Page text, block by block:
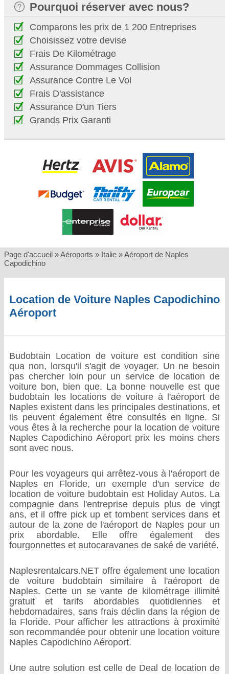
Pourquoi réserver avec nous?
Comparons les prix de 1 200 Entreprises
Choisissez votre devise
Frais De Kilométrage
Assurance Dommages Collision
Assurance Contre Le Vol
Frais D'assistance
Assurance D'un Tiers
Grands Prix Garanti
Page d'accueil »Aéroports » Italie »Aéroport de Naples
Capodichino
Location de Voiture Naples Capodichino
Aéroport
Budobtain Location de voiture est condition sine
qua non, lorsqu'il s'agit de voyager. Un ne besoin
pas chercher loin pour un service de location de
voiture bon, bien que. La bonne nouvelle est que
budobtain les locations de voiture à l'aéroport de
Naples existent dans les principales destinations, et
ils peuvent également être consultés en ligne. Si
vous êtes à la recherche pour la location de voiture
Naples Capodichino Aéroport prix les moins chers
sont avec nous.
Pour les voyageurs qui arrêtez-vous à l'aéroport de
Naples en Floride, un exemple d'un service de
location de voiture budobtain est Holiday Autos. La
compagnie dans l'entreprise depuis plus de vingt
ans, et il offre pick up et tombent services dans et
autour de la zone de l'aéroport de Naples pour un
prix abordable. Elle offre également des
fourgonnettes et autocaravanes de saké de variété.
Naplesrentalcars.NET offre également une location
de voiture budobtain similaire à l'aéroport de
Naples. Cette un se vante de kilométrage illimité
gratuit et tarifs abordables quotidiennes et
hebdomadaires, sans frais déclin dans la région de
la Floride. Pour afficher les attractions à proximité
son recommandée pour obtenir une location voiture
Naples Capodichino Aéroport.
Une autre solution est celle de Deal de location de